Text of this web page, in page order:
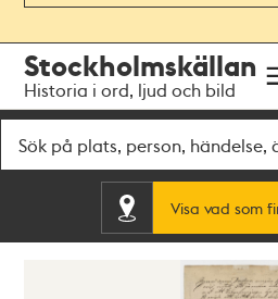
navigationen
huvudinnehållet
Stockholmskällan
Historia i ord, ljud och bild
Visa vad som